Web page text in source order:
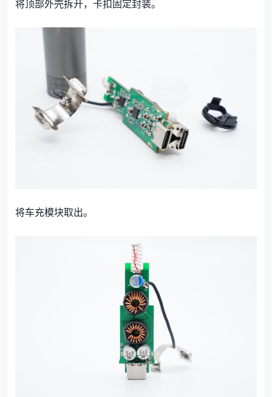
将顶部外壳拆开，卡扣固定封装。
将车充模块取出。